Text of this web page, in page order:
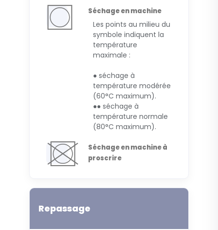
Séchage en machine
Les points au milieu du
symbole indiquent la
température
maximale :
● séchage à
température modérée
(60°C maximum).
●● séchage à
température normale
(80°C maximum).
Séchage en machine à
proscrire
Repassage